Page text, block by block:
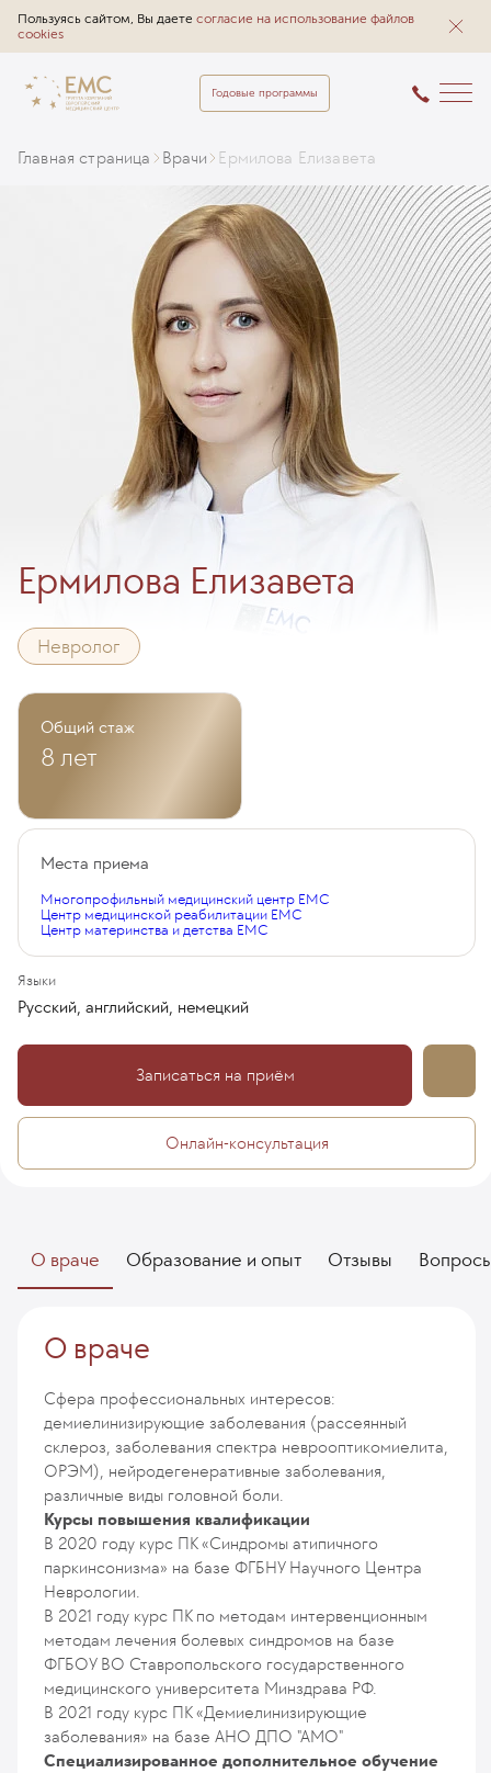
Пользуясь сайтом, Вы даете согласие на использование файлов
cookies
Годовые программы
Главная страница Врачи Ермилова Елизавета
Ермилова Елизавета
Невролог
Общий стаж
8 лет
Места приема
Многопрофильный медицинский центр EMC
Центр медицинской реабилитации EMC
Центр материнства и детства EMC
Языки
Русский, английский, немецкий
Записаться на приём
Онлайн-консультация
О враче Образование и опыт Отзывы
О враче
Сфера профессиональных интересов:
демиелинизирующие заболевания (рассеянный
склероз, заболевания спектра неврооптикомиелита,
ОРЭМ), нейродегенеративные заболевания,
различные виды головной боли.
Курсы повышения квалификации
В 2020 году курс ПК «Синдромы атипичного
паркинсонизма» на базе ФГБНУ Научного Центра
Неврологии.
В 2021 году курс ПК по методам интервенционным
методам лечения болевых синдромов на базе
ФГБОУ ВО Ставропольского государственного
медицинского университета Минздрава РФ.
В 2021 году курс ПК «Демиелинизирующие
заболевания» на базе АНО ДПО "АМО"
Специализированное дополнительное обучение